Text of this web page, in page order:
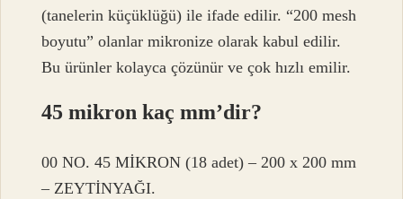
(tanelerin küçüklüğü) ile ifade edilir. “200 mesh
boyutu” olanlar mikronize olarak kabul edilir.
Bu ürünler kolayca çözünür ve çok hızlı emilir.
45 mikron kaç mm’dir?
00 NO. 45 MİKRON (18 adet) – 200 x 200 mm
– ZEYTİNYAĞI.